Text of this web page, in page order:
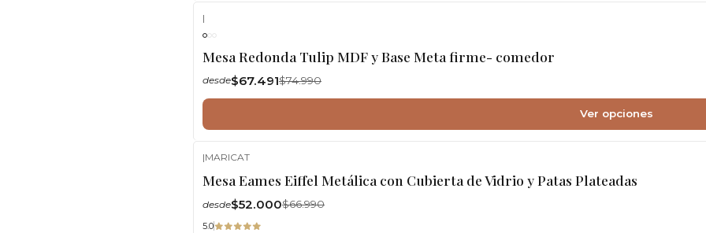
|
Mesa Redonda Tulip MDF y Base Meta firme- comedor
desde$67.491$74.990
Ver opciones
|MARICAT
Mesa Eames Eiffel Metálica con Cubierta de Vidrio y Patas Plateadas
desde$52.000$66.990
5.0